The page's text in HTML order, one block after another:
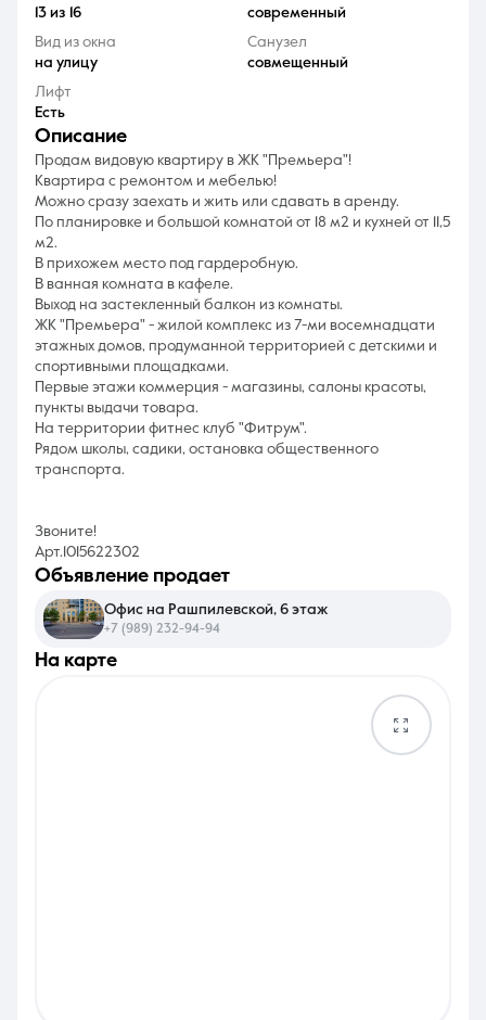
13 из 16
современный
Вид из окна
на улицу
Санузел
совмещенный
Лифт
Есть
описание
Продам видовую квартиру в ЖК "Премьера"!
Квартира с ремонтом и мебелью!
Можно сразу заехать и жить или сдавать в аренду.
По планировке и большой комнатой от 18 м2 и кухней от 11,5
м2.
В прихожем место под гардеробную.
В ванная комната в кафеле.
Выход на застекленный балкон из комнаты.
ЖК "Премьера" - жилой комплекс из 7-ми восемнадцати
этажных домов, продуманной территорией с детскими и
спортивными площадками.
Первые этажи коммерция - магазины, салоны красоты,
пункты выдачи товара.
На территории фитнес клуб "Фитрум".
Рядом школы, садики, остановка общественного
транспорта.
Звоните!
Арт.1015622302
на карте
объявление продает
Офис на Рашпилевской, 6 этаж
+7 (989) 232-94-94